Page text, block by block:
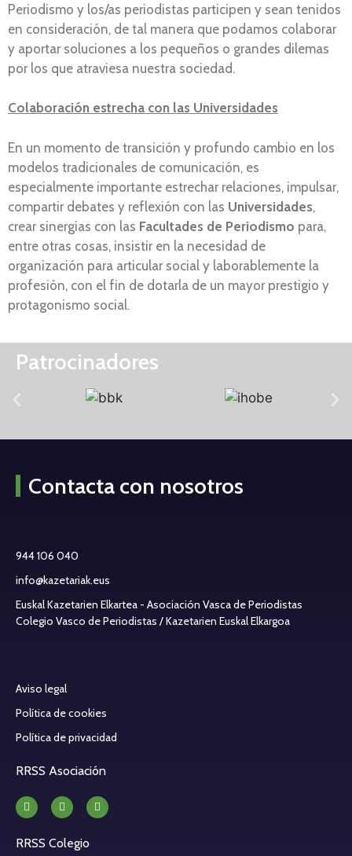
Periodismo y los/as periodistas participen y sean tenidos
en consideración, de tal manera que podamos colaborar
y aportar soluciones a los pequeños o grandes dilemas
por los que atraviesa nuestra sociedad.
Colaboración estrecha con las Universidades
En un momento de transición y profundo cambio en los
modelos tradicionales de comunicación, es
especialmente importante estrechar relaciones, impulsar,
compartir debates y reflexión con las Universidades,
crear sinergias con las Facultades de Periodismo para,
entre otras cosas, insistir en la necesidad de
organización para articular social y laborablemente la
profesión, con el fin de dotarla de un mayor prestigio y
protagonismo social.
Patrocinadores
Contacta con nosotros
944 106 040
info@kazetariak.eus
Euskal Kazetarien Elkartea - Asociación Vasca de Periodistas
Colegio Vasco de Periodistas / Kazetarien Euskal Elkargoa
Aviso legal
Política de cookies
Política de privacidad
RRSS Asociación
RRSS Colegio